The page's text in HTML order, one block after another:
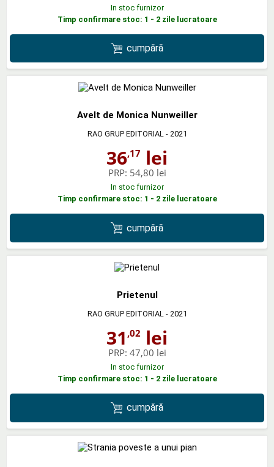
In stoc furnizor
Timp confirmare stoc: 1 - 2 zile lucratoare
cumpără
Avelt de Monica Nunweiller
RAO GRUP EDITORIAL- 2021
36,17 lei
PRP: 54,80 lei
In stoc furnizor
Timp confirmare stoc: 1 - 2 zile lucratoare
cumpără
Prietenul
RAO GRUP EDITORIAL- 2021
31 ,02 lei
PRP: 47,00 lei
In stoc furnizor
Timp confirmare stoc: 1 - 2 zile lucratoare
cumpără